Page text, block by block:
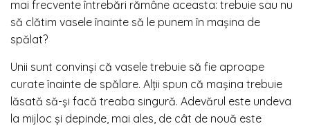
mai frecvente întrebări rămâne aceasta: trebuie sau nu
să clătim vasele înainte să le punem în mașina de
spălat?
Unii sunt convinși că vasele trebuie să fie aproape
curate înainte de spălare. Alții spun că mașina trebuie
lăsată să-și facă treaba singură. Adevărul este undeva
la mijloc și depinde, mai ales, de cât de nouă este